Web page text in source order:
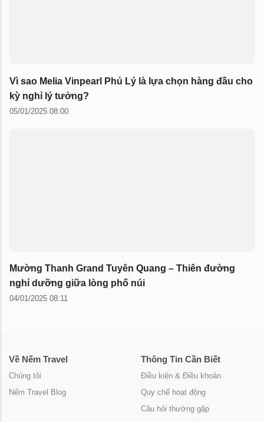
Vì sao Melia Vinpearl Phủ Lý là lựa chọn hàng đầu cho
kỳ nghỉ lý tưởng?
05/01/2025 08:00
Mường Thanh Grand Tuyên Quang – Thiên đường
nghỉ dưỡng giữa lòng phố núi
04/01/2025 08:11
Về Nếm Travel
Chúng tôi
Nếm Travel Blog
Thông Tin Cần Biết
Điều kiện & Điều khoản
Quy chế hoạt động
Câu hỏi thường gặp